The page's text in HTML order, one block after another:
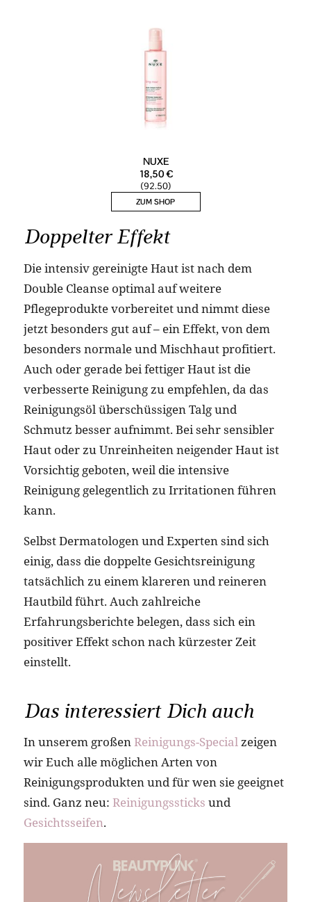
Doppelter Effekt
Die intensiv gereinigte Haut ist nach dem
Double Cleanse optimal auf weitere
Pflegeprodukte vorbereitet und nimmt diese
jetzt besonders gut auf – ein Effekt, von dem
besonders normale und Mischhaut profitiert.
Auch oder gerade bei fettiger Haut ist die
verbesserte Reinigung zu empfehlen, da das
Reinigungsöl überschüssigen Talg und
Schmutz besser aufnimmt. Bei sehr sensibler
Haut oder zu Unreinheiten neigender Haut ist
Vorsichtig geboten, weil die intensive
Reinigung gelegentlich zu Irritationen führen
kann.
Selbst Dermatologen und Experten sind sich
einig, dass die doppelte Gesichtsreinigung
tatsächlich zu einem klareren und reineren
Hautbild führt. Auch zahlreiche
Erfahrungsberichte belegen, dass sich ein
positiver Effekt schon nach kürzester Zeit
einstellt.
Das interessiert Dich auch
In unserem großenReinigungs-Specialzeigen
wir Euch alle möglichen Arten von
Reinigungsprodukten und für wen sie geeignet
sind. Ganz neu: Reinigungssticks und
Gesichtsseifen.